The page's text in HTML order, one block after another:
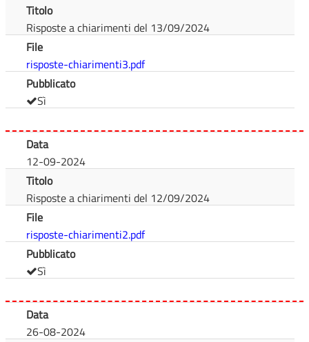
Titolo
Risposte a chiarimenti del 13/09/2024
File
risposte-chiarimenti3.pdf
Pubblicato
Sì
Data
12-09-2024
Titolo
Risposte a chiarimenti del 12/09/2024
File
risposte-chiarimenti2.pdf
Pubblicato
Sì
Data
26-08-2024